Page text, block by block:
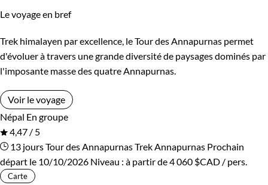
Kirghizistan
Macédoine
Malaisie
Maroc Martinique
Itinérance
Itinérant Semi-itinérant
Environnement
Désert Forêts, collines, rivières et lacs
Le voyage en bref
Trek himalayen par excellence, le Tour des Annapurnas permet
d'évoluer à travers une grande diversité de paysages dominés par
l'imposante masse des quatre Annapurnas.
Voir le voyage
Népal En groupe
4,47 / 5
13 joursTour des AnnapurnasTrek Annapurnas Prochain
départ le 10/10/2026 Niveau : à partir de4 060 $CAD / pers.
Carte